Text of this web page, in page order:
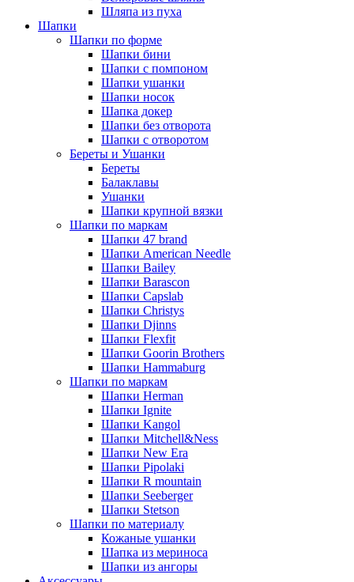
Шляпа из пуха
Шапки
Шапки по форме
Шапки бини
Шапки с помпоном
Шапки ушанки
Шапки носок
Шапка докер
Шапки без отворота
Шапки с отворотом
Береты и Ушанки
Береты
Балаклавы
Ушанки
Шапки крупной вязки
Шапки по маркам
Шапки 47 brand
Шапки American Needle
Шапки Bailey
Шапки Barascon
Шапки Capslab
Шапки Christys
Шапки Djinns
Шапки Flexfit
Шапки Goorin Brothers
Шапки Hammaburg
Шапки по маркам
Шапки Herman
Шапки Ignite
Шапки Kangol
Шапки Mitchell&Ness
Шапки New Era
Шапки Pipolaki
Шапки R mountain
Шапки Seeberger
Шапки Stetson
Шапки по материалу
Кожаные ушанки
Шапка из мериноса
Шапки из ангоры